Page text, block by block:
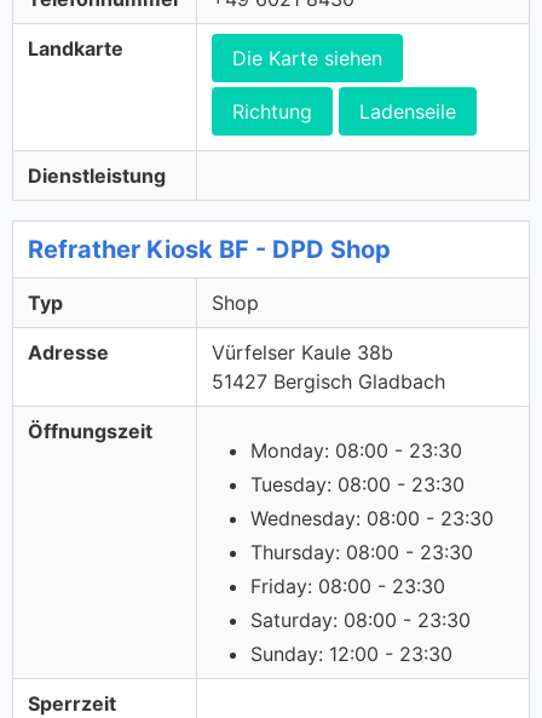
Landkarte Die Karte siehen
Richtung Ladenseile
Dienstleistung
Refrather Kiosk BF - DPD Shop
Typ Shop
Adresse
Vürfelser Kaule 38b
51427 Bergisch Gladbach
Öffnungszeit
Monday: 08:00 - 23:30
Tuesday: 08:00 - 23:30
Wednesday: 08:00 - 23:30
Thursday: 08:00 - 23:30
Friday: 08:00 - 23:30
Saturday: 08:00 - 23:30
Sunday: 12:00 - 23:30
Sperrzeit